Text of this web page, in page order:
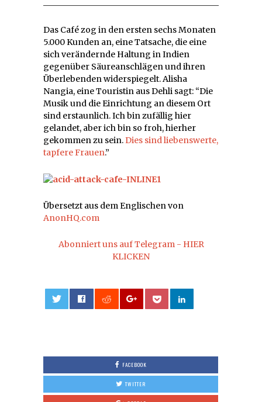
Das Café zog in den ersten sechs Monaten
5.000 Kunden an, eine Tatsache, die eine
sich verändernde Haltung in Indien
gegenüber Säureanschlägen und ihren
Überlebenden widerspiegelt. Alisha
Nangia, eine Touristin aus Dehli sagt: “Die
Musik und die Einrichtung an diesem Ort
sind erstaunlich. Ich bin zufällig hier
gelandet, aber ich bin so froh, hierher
gekommen zu sein.Dies sind liebenswerte,
tapfere Frauen.”
Übersetzt aus dem Englischen von
AnonHQ.com
Abonniert uns auf Telegram - HIER
KLICKEN
FACEBOOK
TWITTER